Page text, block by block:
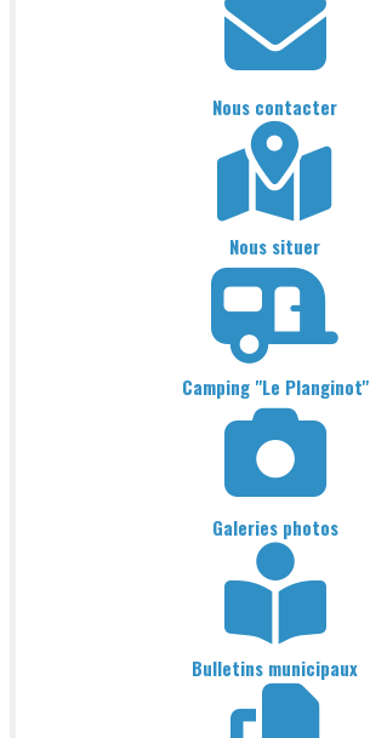
Nous contacter
Nous situer
Camping "Le Planginot"
Galeries photos
Bulletins municipaux